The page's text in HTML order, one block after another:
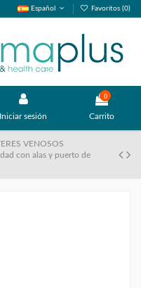
Español Favoritos (0)
Iniciar sesión
0
Carrito
VENOSOS
con alas y puerto de